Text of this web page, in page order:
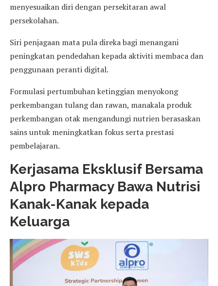
menyesuaikan diri dengan persekitaran awal
persekolahan.
Siri penjagaan mata pula direka bagi menangani
peningkatan pendedahan kepada aktiviti membaca dan
penggunaan peranti digital.
Formulasi pertumbuhan ketinggian menyokong
perkembangan tulang dan rawan, manakala produk
perkembangan otak mengandungi nutrien berasaskan
sains untuk meningkatkan fokus serta prestasi
pembelajaran.
Kerjasama Eksklusif Bersama
Alpro Pharmacy Bawa Nutrisi
Kanak-Kanak kepada
Keluarga